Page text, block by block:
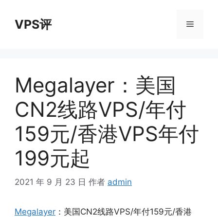
VPS评 菜
Megalayer：美国
CN2线路VPS/年付
159元/香港VPS年付
199元起
2021 年 9 月 23 日 作者 admin
Megalayer ：美国CN2线路VPS/年付159元/香港